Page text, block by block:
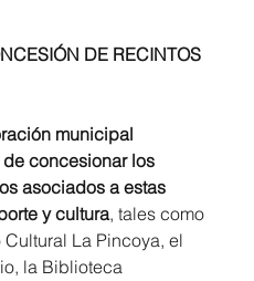
DE RECINTOS
municipal
concesionar los
asociados a estas
y cultura, tales como
La Pincoya, el
la Biblioteca